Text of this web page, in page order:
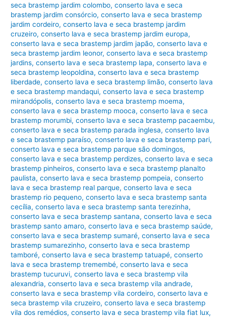
seca brastemp jardim colombo,conserto lava e seca
brastemp jardim consórcio,conserto lava e seca brastemp
jardim cordeiro,conserto lava e seca brastemp jardim
cruzeiro,conserto lava e seca brastemp jardim europa,
conserto lava e seca brastemp jardim japão,conserto lava e
seca brastemp jardim leonor,conserto lava e seca brastemp
jardins,conserto lava e seca brastemp lapa,conserto lava e
seca brastemp leopoldina,conserto lava e seca brastemp
liberdade,conserto lava e seca brastemp limão,conserto lava
e seca brastemp mandaqui,conserto lava e seca brastemp
mirandópolis,conserto lava e seca brastemp moema,
conserto lava e seca brastemp mooca,conserto lava e seca
brastemp morumbi,conserto lava e seca brastemp pacaembu,
conserto lava e seca brastemp parada inglesa,conserto lava
e seca brastemp paraíso,conserto lava e seca brastemp pari,
conserto lava e seca brastemp parque são domingos,
conserto lava e seca brastemp perdizes,conserto lava e seca
brastemp pinheiros,conserto lava e seca brastemp planalto
paulista,conserto lava e seca brastemp pompeia,conserto
lava e seca brastemp real parque,conserto lava e seca
brastemp rio pequeno,conserto lava e seca brastemp santa
cecília,conserto lava e seca brastemp santa terezinha,
conserto lava e seca brastemp santana,conserto lava e seca
brastemp santo amaro,conserto lava e seca brastemp saúde,
conserto lava e seca brastemp sumaré,conserto lava e seca
brastemp sumarezinho,conserto lava e seca brastemp
tamboré,conserto lava e seca brastemp tatuapé,conserto
lava e seca brastemp tremembé,conserto lava e seca
brastemp tucuruvi,conserto lava e seca brastemp vila
alexandria,conserto lava e seca brastemp vila andrade,
conserto lava e seca brastemp vila cordeiro,conserto lava e
seca brastemp vila cruzeiro,conserto lava e seca brastemp
vila dos remédios,conserto lava e seca brastemp vila fiat lux,